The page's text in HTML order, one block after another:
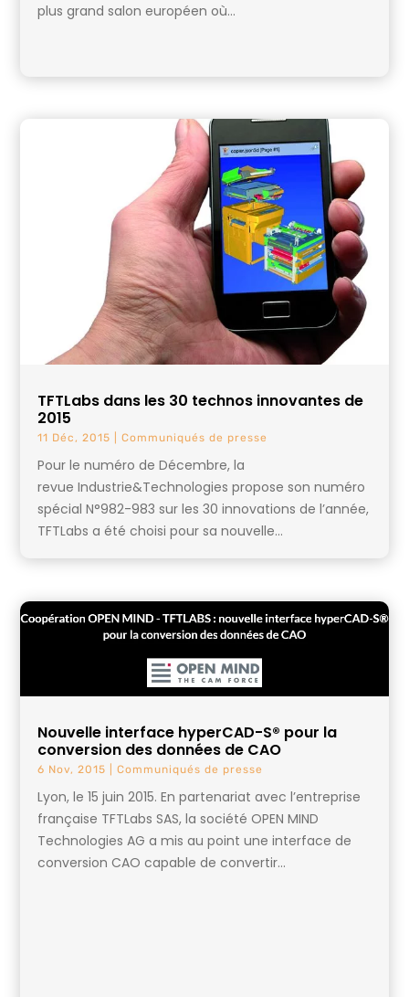
plus grand salon européen où...
TFTLabs dans les 30 technos innovantes de
2015
11 Déc, 2015 |Communiqués de presse
Pour le numéro de Décembre, la
revue Industrie&Technologies propose son numéro
spécial N°982-983 sur les 30 innovations de l’année,
TFTLabs a été choisi pour sa nouvelle...
Nouvelle interface hyperCAD-S® pour la
conversion des données de CAO
6 Nov, 2015 |Communiqués de presse
Lyon, le 15 juin 2015. En partenariat avec l’entreprise
française TFTLabs SAS, la société OPEN MIND
Technologies AG a mis au point une interface de
conversion CAO capable de convertir...